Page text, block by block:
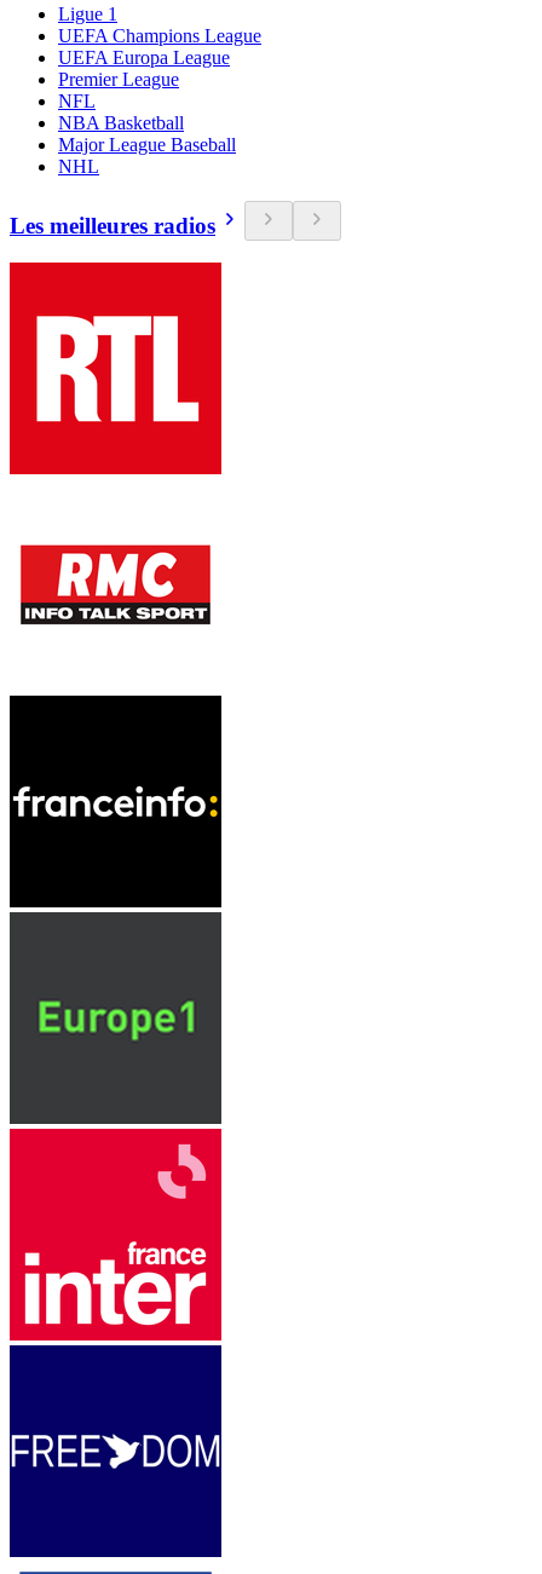
Ligue 1
UEFA Champions League
UEFA Europa League
Premier League
NFL
NBA Basketball
Major League Baseball
NHL
Les meilleures radios